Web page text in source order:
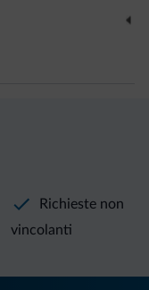
Richieste non
vincolanti